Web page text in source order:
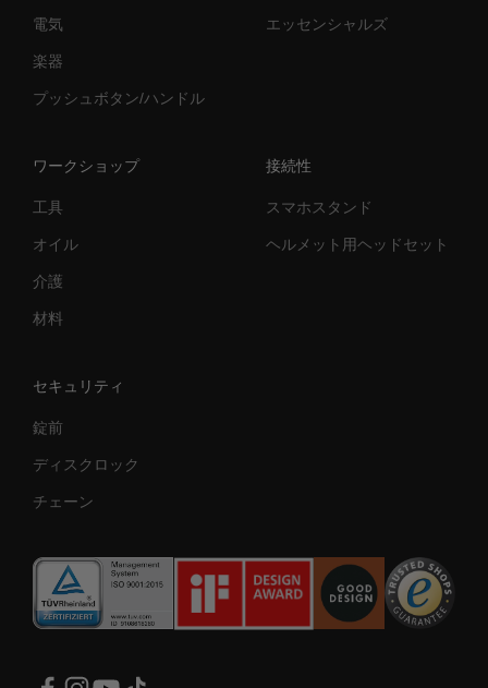
電気
楽器
プッシュボタン/ハンドル
エッセンシャルズ
ワークショップ
工具
オイル
介護
材料
接続性
スマホスタンド
ヘルメット用ヘッドセット
セキュリティ
錠前
ディスクロック
チェーン